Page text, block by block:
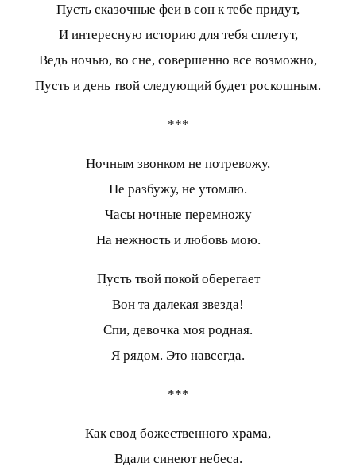
Пусть сказочные феи в сон к тебе придут,
И интересную историю для тебя сплетут,
Ведь ночью, во сне, совершенно все возможно,
Пусть и день твой следующий будет роскошным.
***
Ночным звонком не потревожу,
Не разбужу, не утомлю.
Часы ночные перемножу
На нежность и любовь мою.
Пусть твой покой оберегает
Вон та далекая звезда!
Спи, девочка моя родная.
Я рядом. Это навсегда.
***
Как свод божественного храма,
Вдали синеют небеса.